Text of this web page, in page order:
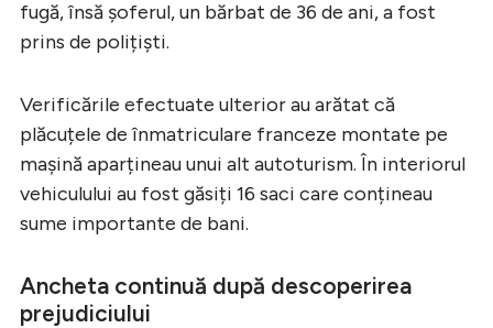
fugă, însă șoferul, un bărbat de 36 de ani, a fost
prins de polițiști.
Verificările efectuate ulterior au arătat că
plăcuțele de înmatriculare franceze montate pe
mașină aparțineau unui alt autoturism. În interiorul
vehiculului au fost găsiți 16 saci care conțineau
sume importante de bani.
Ancheta continuă după descoperirea
prejudiciului